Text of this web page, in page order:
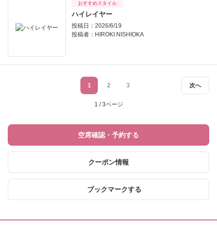
おすすめスタイル
ハイレイヤー
投稿日：2026/6/19
投稿者： HIROKI NISHIOKA
次へ
1 2 3
1 / 3ページ
空席確認・予約する
クーポン情報
ブックマークする